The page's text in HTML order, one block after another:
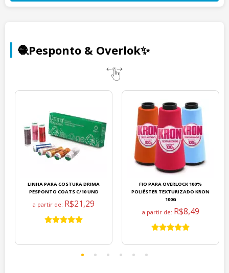
🧶Pesponto & Overlok✨
LINHA PARA COSTURA DRIMA
PESPONTO COATS C/10 UND
a partir de: R$21,29
FIO PARA OVERLOCK 100%
POLIÉSTER TEXTURIZADO KRON
100G
a partir de: R$8,49